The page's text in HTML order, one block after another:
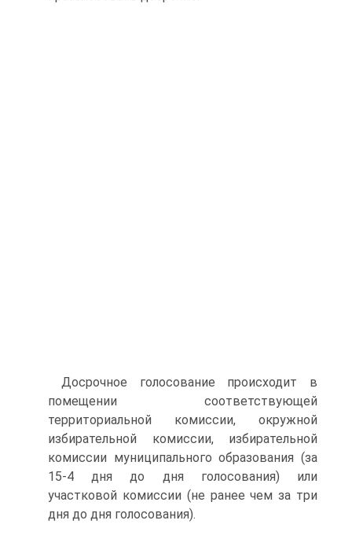
Досрочное голосование происходит в
помещении соответствующей
территориальной комиссии, окружной
избирательной комиссии, избирательной
комиссии муниципального образования (за
15-4 дня до дня голосования) или
участковой комиссии (не ранее чем за три
дня до дня голосования).